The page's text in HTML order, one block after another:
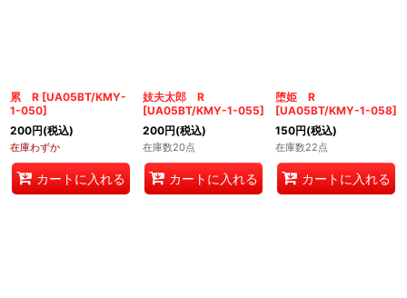
累 R [UA05BT/KMY-
1-050]
200円(税込)
在庫わずか
カートに入れる
妓夫太郎 R
[UA05BT/KMY-1-055]
200円(税込)
在庫数20点
カートに入れる
堕姫 R
[UA05BT/KMY-1-058]
150円(税込)
在庫数22点
カートに入れる